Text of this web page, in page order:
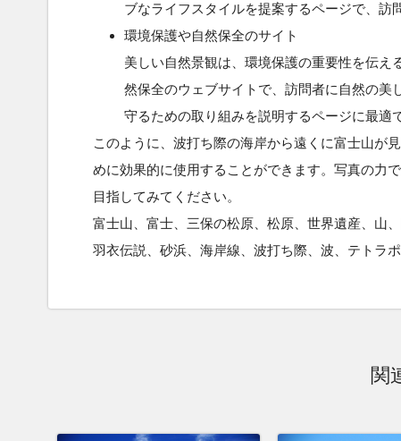
ブなライフスタイルを提案するページで、訪
環境保護や自然保全のサイト
美しい自然景観は、環境保護の重要性を伝え
然保全のウェブサイトで、訪問者に自然の美
守るための取り組みを説明するページに最適
このように、波打ち際の海岸から遠くに富士山が
めに効果的に使用することができます。写真の力
目指してみてください。
富士山、富士、三保の松原、松原、世界遺産、山
羽衣伝説、砂浜、海岸線、波打ち際、波、テトラ
関